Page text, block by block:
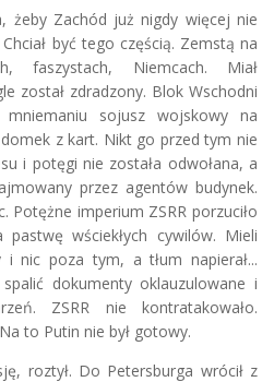
żeby Zachód już nigdy więcej nie
być tego częścią. Zemstą na
faszystach, Niemcach. Miał
został zdradzony. Blok Wschodni
sojusz wojskowy na
z kart. Nikt go przed tym nie
i potęgi nie została odwołana, a
przez agentów budynek.
Potężne imperium ZSRR porzuciło
wściekłych cywilów. Mieli
nic poza tym, a tłum napierał...
dokumenty oklauzulowane i
ZSRR nie kontratakowało.
to Putin nie był gotowy.
roztył. Do Petersburga wrócił z